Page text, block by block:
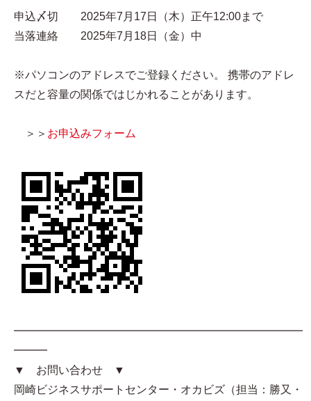
申込〆切 2025年7月17日（木）正午12:00まで
当落連絡 2025年7月18日（金）中
※パソコンのアドレスでご登録ください。 携帯のアドレ
スだと容量の関係ではじかれることがあります。
＞＞ お申込みフォーム
━━━━━━━━━━━━━━━━━━━━━━━━━━
━━━
▼ お問い合わせ ▼
岡崎ビジネスサポートセンター・オカビズ（担当：勝又・